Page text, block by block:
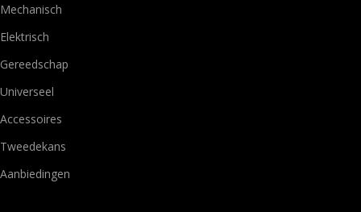
Mechanisch
Elektrisch
Gereedschap
Universeel
Accessoires
Tweedekans
Aanbiedingen